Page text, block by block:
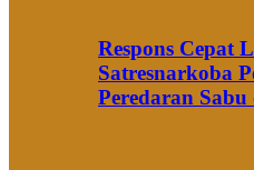
Respons Cepat
Satresnarkoba
Peredaran